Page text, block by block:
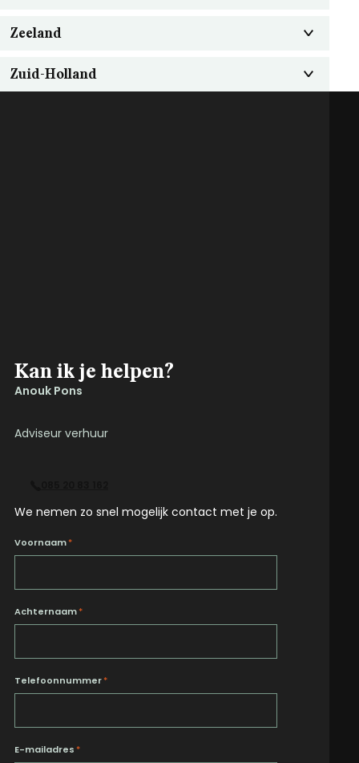
Zeeland
Zuid-Holland
Kan ik je helpen?
Anouk Pons
Adviseur verhuur
We nemen zo snel mogelijk contact met je op.
Voornaam*
Achternaam*
Telefoonnummer*
E-mailadres *